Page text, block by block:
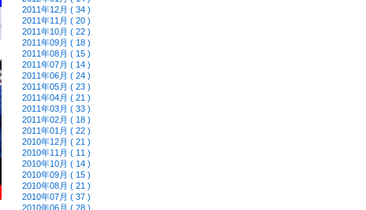
2011年12月 ( 34 )
2011年11月 ( 20 )
2011年10月 ( 22 )
2011年09月 ( 18 )
2011年08月 ( 15 )
2011年07月 ( 14 )
2011年06月 ( 24 )
2011年05月 ( 23 )
2011年04月 ( 21 )
2011年03月 ( 33 )
2011年02月 ( 18 )
2011年01月 ( 22 )
2010年12月 ( 21 )
2010年11月 ( 11 )
2010年10月 ( 14 )
2010年09月 ( 15 )
2010年08月 ( 21 )
2010年07月 ( 37 )
2010年06月 ( 28 )